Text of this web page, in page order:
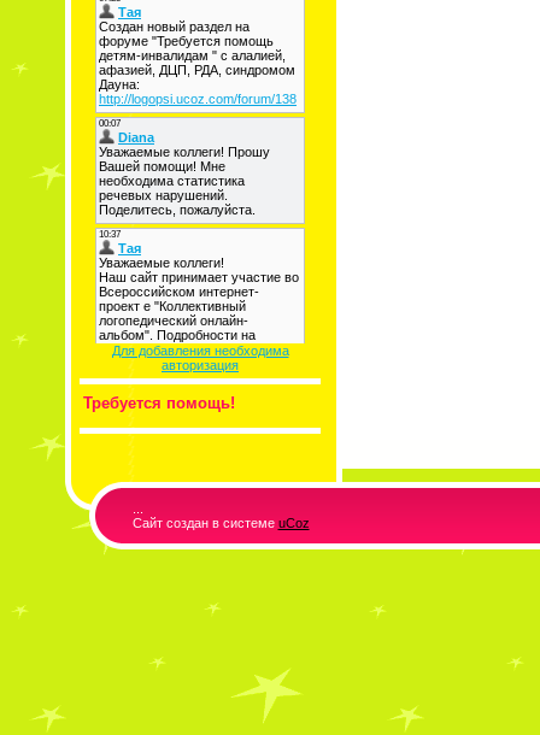
Для добавления необходима
авторизация
Требуется помощь!
Сайт создан в системе uCoz